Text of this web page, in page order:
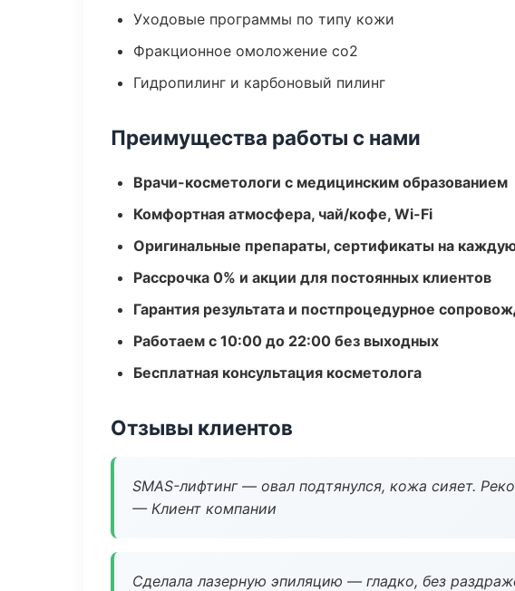
Уходовые программы по типу кожи
Фракционное омоложение co2
Гидропилинг и карбоновый пилинг
Преимущества работы с нами
Врачи-косметологи с медицинским образованием
Комфортная атмосфера, чай/кофе, Wi-Fi
Оригинальные препараты, сертификаты на
Рассрочка 0% и акции для постоянных клиентов
Гарантия результата и постпроцедурное
Работаем с 10:00 до 22:00 без выходных
Бесплатная консультация косметолога
Отзывы клиентов
SMAS-лифтинг — овал подтянулся, кожа сияет.
— Клиент компании
Сделала лазерную эпиляцию — гладко, без